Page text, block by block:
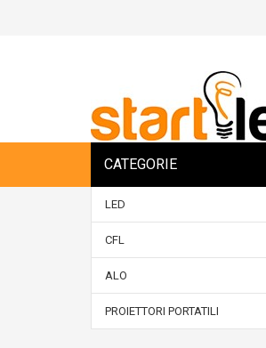
CATEGORIE
LED
CFL
ALO
PROIETTORI PORTATILI